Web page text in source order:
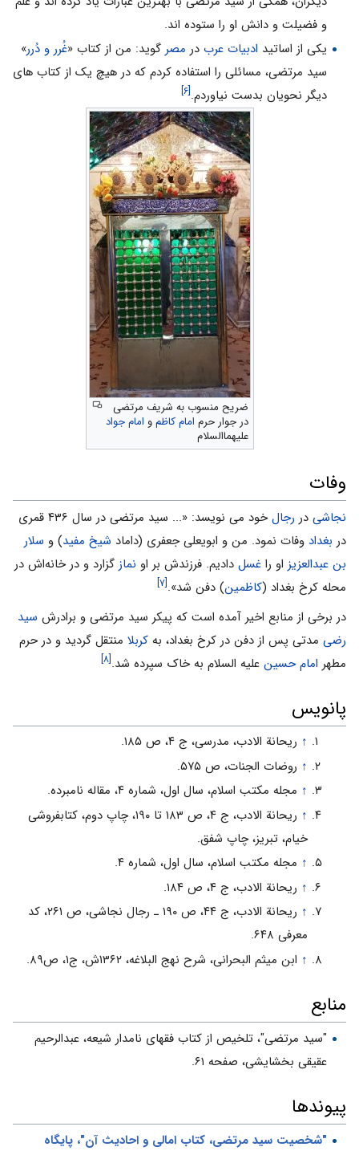
و فضیلت و دانش او را ستوده اند.
یکی از اساتید ادبیات عربدر مصرگوید: من از کتاب «غُرر و دُرر»
سید مرتضی، مسائلی را استفاده کردم که در هیچ یک از کتاب های
دیگر نحویان بدست نیاوردم.[۶]
ضریح منسوب به شریف مرتضی
در جوار حرم امام کاظمو امام جواد
علیهماالسلام
وفات
نجاشی در رجال
خود می نویسد: «... سید مرتضی در سال ۴۳۶ قمری
در بغداد وفات نمود. من و ابویعلی جعفری (داماد شیخ مفید) و سلار
بن عبدالعزیز او را غسل دادیم. فرزندش بر او نماز گزارد و در خانه‌اش در
محله کرخ بغداد (کاظمین) دفن شد».[۷]
در برخی از منابع اخیر آمده است که پیکر سید مرتضی و برادرش سید
رضی مدتی پس از دفن در کرخ بغداد، به کربلا منتقل گردید و در حرم
مطهر امام حسین علیه السلام به خاک سپرده شد.[۸]
پانویس
↑ ریحانة الادب، مدرسی، ج ۴، ص ۱۸۵.
↑ روضات الجنات، ص ۵۷۵.
↑ مجله مکتب اسلام، سال اول، شماره ۴، مقاله نامبرده.
↑
ریحانة الادب، ج ۴، ص ۱۸۳ تا ۱۹۰، چاپ دوم، کتابفروشی
خیام، تبریز، چاپ شفق.
↑ مجله مکتب اسلام، سال اول، شماره ۴.
↑ ریحانة الادب، ج ۴، ص ۱۸۴.
↑
ریحانة الادب، ج ۴۴، ص ۱۹۰ ـ رجال نجاشی، ص ۲۶۱، کد
معرفی ۶۴۸.
↑ ابن میثم البحرانی، شرح نهج البلاغه، ۱۳۶۲ش، ج۱، ص۸۹.
منابع
"سید مرتضی"، تلخیص از کتاب فقهای نامدار شیعه، عبدالرحیم
عقیقی بخشایشی، صفحه ۶۱.
پیوندها
"شخصيت سيد مرتضی، كتاب امالی و احاديث آن"، پایگاه